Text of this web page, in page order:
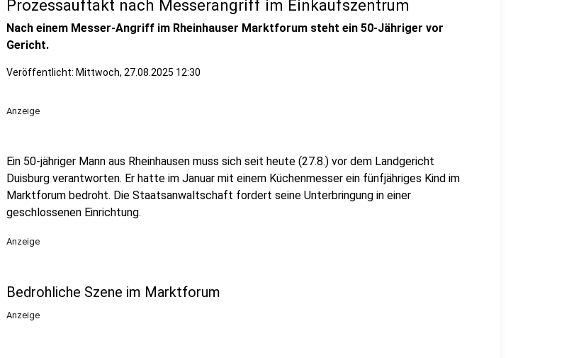
Prozessauftakt nach Messerangriff im Einkaufszentrum
Nach einem Messer-Angriff im Rheinhauser Marktforum steht ein 50-Jähriger vor
Gericht.
Veröffentlicht: Mittwoch, 27.08.2025 12:30
Anzeige
Ein 50-jähriger Mann aus Rheinhausen muss sich seit heute (27.8.) vor dem Landgericht
Duisburg verantworten. Er hatte im Januar mit einem Küchenmesser ein fünfjähriges Kind im
Marktforum bedroht. Die Staatsanwaltschaft fordert seine Unterbringung in einer
geschlossenen Einrichtung.
Anzeige
Bedrohliche Szene im Marktforum
Anzeige